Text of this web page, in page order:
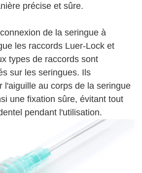
précise et sûre.
de la seringue à
les raccords Luer-Lock et
types de raccords sont
sur les seringues. Ils
l'aiguille au corps de la seringue
une fixation sûre, évitant tout
pendant l'utilisation.